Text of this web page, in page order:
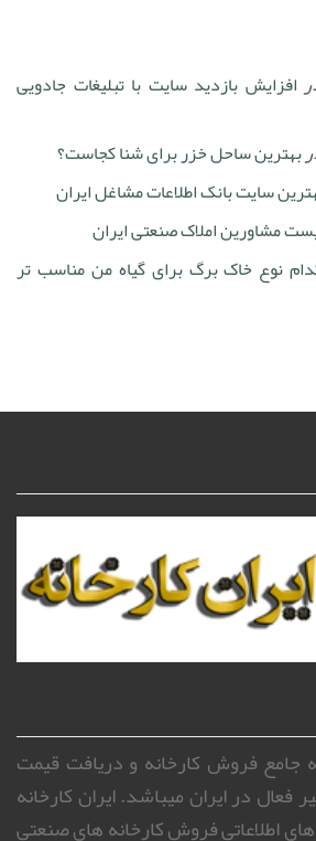
افزایش بازدید سایت با تبلیغات جادویی
بهترین ساحل خزر برای شنا کجاست؟
سایت بانک اطلاعات مشاغل ایران
مشاورین املاک صنعتی ایران
نوع خاک برگ برای گیاه من مناسب تر
جامع فروش کارخانه و دریافت قیمت
فعال در ایران میباشد. ایران کارخانه
اطلاعاتی فروش کارخانه های صنعتی